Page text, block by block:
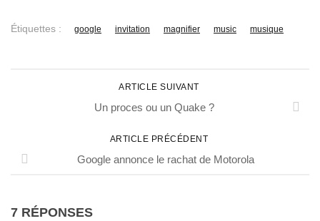
Étiquettes : google invitation magnifier music musique
ARTICLE SUIVANT
Un proces ou un Quake ?
ARTICLE PRÉCÉDENT
Google annonce le rachat de Motorola
7 RÉPONSES